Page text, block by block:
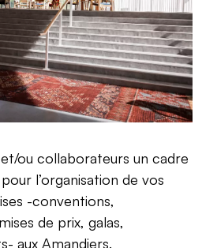
ou collaborateurs un cadre
l’organisation de vos
-conventions,
de prix, galas,
aux Amandiers.